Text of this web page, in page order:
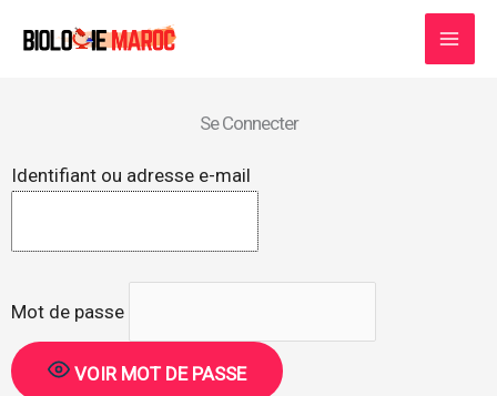
Se Connecter
Identifiant ou adresse e-mail
Mot de passe
VOIR MOT DE PASSE